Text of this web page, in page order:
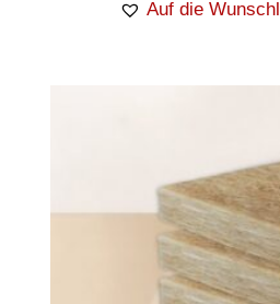
Auf die